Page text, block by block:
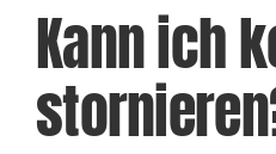
Kann ich